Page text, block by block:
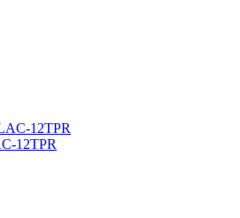
12TPR